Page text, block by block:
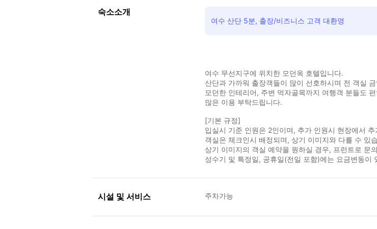
숙소소개
여수 산단 5분, 출장/비즈니스 고객 대환영
여수 무선지구에 위치한 모던옥 호텔입니다.
산단과 가까워 출장객들이 많이 선호하시며 전 객실
모던한 인테리어, 주변 먹자골목까지 여행객 분들도
많은 이용 부탁드립니다.
[기본 규정]
입실시 기준 인원은 2인이며, 추가 인원시 현장에서
객실은 체크인시 배정되며, 상기 이미지와 다를 수 있
상기 이미지의 객실 예약을 원하실 경우, 프런트로 문
성수기 및 특정일, 공휴일(전일 포함)에는 요금변동이
시설 및 서비스 주차가능